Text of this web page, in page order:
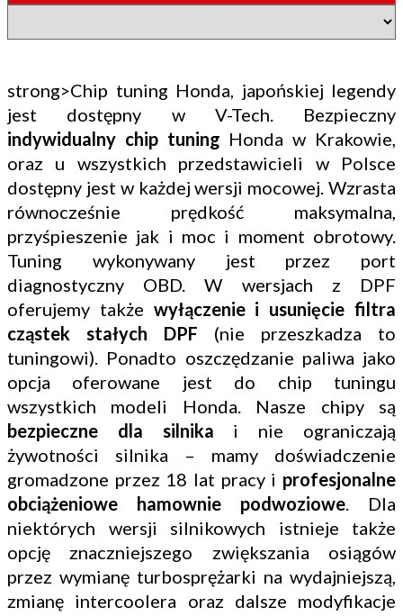
strong>Chip tuning Honda, japońskiej legendy
jest dostępny w V-Tech. Bezpieczny
indywidualny chip tuning Honda w Krakowie,
oraz u wszystkich przedstawicieli w Polsce
dostępny jest w każdej wersji mocowej. Wzrasta
równocześnie prędkość maksymalna,
przyśpieszenie jak i moc i moment obrotowy.
Tuning wykonywany jest przez port
diagnostyczny OBD. W wersjach z DPF
oferujemy także wyłączenie i usunięcie filtra
cząstek stałych DPF (nie przeszkadza to
tuningowi). Ponadto oszczędzanie paliwa jako
opcja oferowane jest do chip tuningu
wszystkich modeli Honda. Nasze chipy są
bezpieczne dla silnika i nie ograniczają
żywotności silnika – mamy doświadczenie
gromadzone przez 18 lat pracy i profesjonalne
obciążeniowe hamownie podwoziowe. Dla
niektórych wersji silnikowych istnieje także
opcję znaczniejszego zwiększania osiągów
przez wymianę turbosprężarki na wydajniejszą,
zmianę intercoolera oraz dalsze modyfikacje